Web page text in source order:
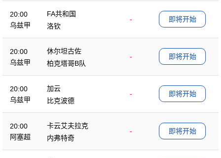
20:00
乌兹甲
FA共和国
-
洛钦
即将开始
20:00
乌兹甲
休尔坦古佐
-
柏克塔哥B队
即将开始
20:00
乌兹甲
加云
-
比克波德
即将开始
20:00
阿塞超
卡云艾夫拉克
-
内弗特奇
即将开始